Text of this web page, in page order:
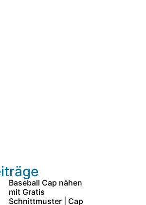
Baseball Cap nähen
mit Gratis
Schnittmuster | Cap